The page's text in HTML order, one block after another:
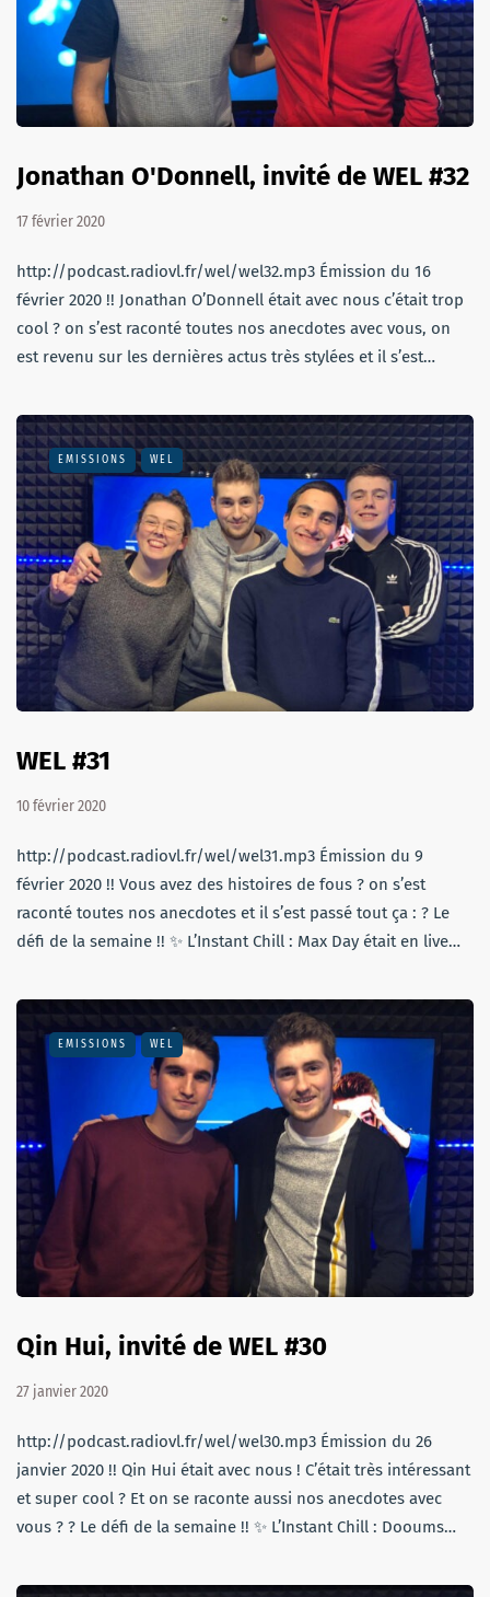
Jonathan O'Donnell, invité de WEL #32
17 février 2020
http://podcast.radiovl.fr/wel/wel32.mp3 Émission du 16
février 2020 !! Jonathan O’Donnell était avec nous c’était trop
cool ? on s’est raconté toutes nos anecdotes avec vous, on
est revenu sur les dernières actus très stylées et il s’est…
EMISSIONS WEL
WEL #31
10 février 2020
http://podcast.radiovl.fr/wel/wel31.mp3 Émission du 9
février 2020 !! Vous avez des histoires de fous ? on s’est
raconté toutes nos anecdotes et il s’est passé tout ça : ? Le
défi de la semaine !! ✨ L’Instant Chill : Max Day était en live…
EMISSIONS WEL
Qin Hui, invité de WEL #30
27 janvier 2020
http://podcast.radiovl.fr/wel/wel30.mp3 Émission du 26
janvier 2020 !! Qin Hui était avec nous ! C’était très intéressant
et super cool ? Et on se raconte aussi nos anecdotes avec
vous ? ? Le défi de la semaine !! ✨ L’Instant Chill : Dooums…